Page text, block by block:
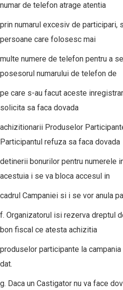
numar de telefon atrage atentia
prin numarul excesiv de participari,
persoane care folosesc mai
multe numere de telefon pentru a
posesorul numarului de telefon de
pe care s-au facut aceste
solicita sa faca dovada
achizitionarii Produselor
Participantul refuza sa faca dovada
detinerii bonurilor pentru numerele
acestuia i se va bloca accesul in
cadrul Campaniei si i se vor anula
f. Organizatorul isi rezerva dreptul
bon fiscal ce atesta achizitia
produselor participante la
dat.
g. Daca un Castigator nu va face